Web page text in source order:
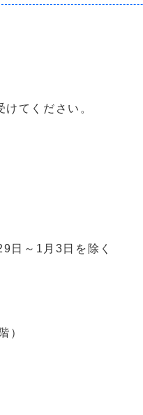
てください。
日～1月3日を除く
）